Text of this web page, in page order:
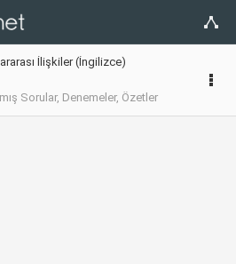
İlişkiler (İngilizce)
Sorular, Denemeler, Özetler